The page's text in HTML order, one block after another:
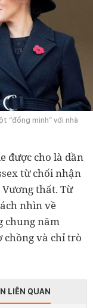
“đồng minh” với nhà
được cho là dần
từ chối nhận
thất. Từ
nhìn về
chung năm
chồng và chỉ trò
LIÊN QUAN